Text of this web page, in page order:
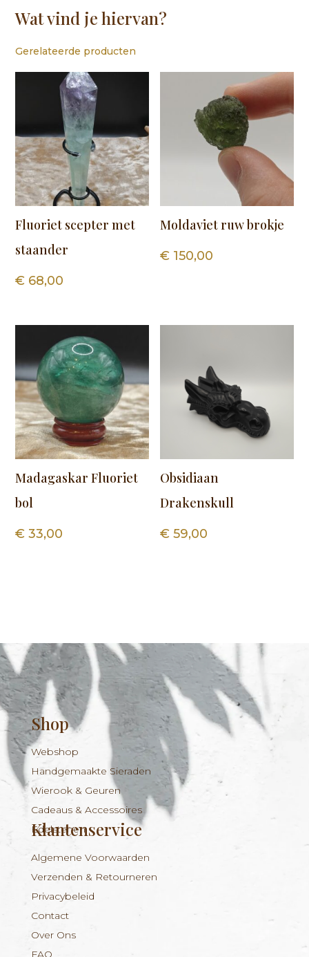
Wat vind je hiervan?
Gerelateerde producten
Fluoriet scepter met
staander
€ 68,00
Moldaviet ruw brokje
€ 150,00
Madagaskar Fluoriet
bol
€ 33,00
Obsidiaan
Drakenskull
€ 59,00
Shop
Webshop
Handgemaakte Sieraden
Wierook & Geuren
Cadeaus & Accessoires
Edelstenen
Klantenservice
Algemene Voorwaarden
Verzenden & Retourneren
Privacybeleid
Contact
Over Ons
FAQ